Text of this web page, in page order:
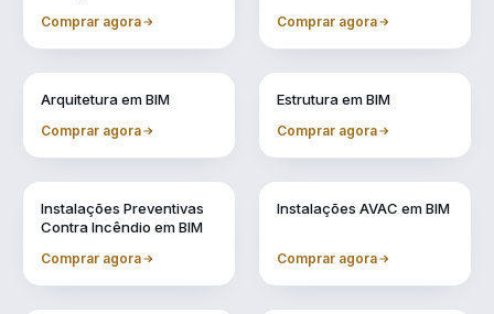
Comprar agora Comprar agora
Arquitetura em BIM
Comprar agora
Estrutura em BIM
Comprar agora
Instalações Preventivas
Contra Incêndio em BIM
Comprar agora
Instalações AVAC em BIM
Comprar agora